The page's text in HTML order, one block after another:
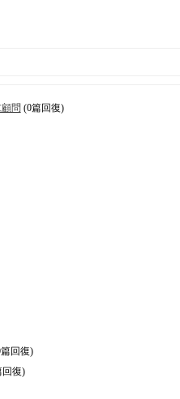
問 (0篇回復)
回復)
回復)